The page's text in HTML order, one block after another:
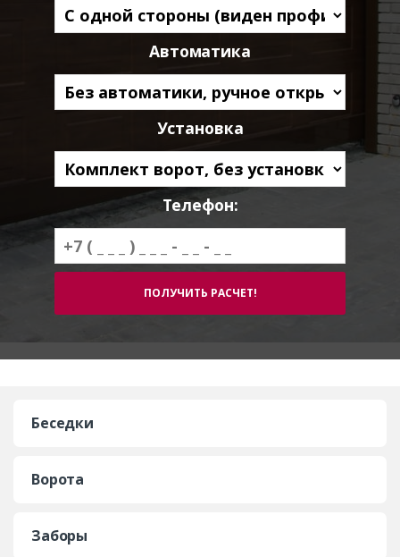
Автоматика
Установка
Телефон:
Беседки
Ворота
Заборы